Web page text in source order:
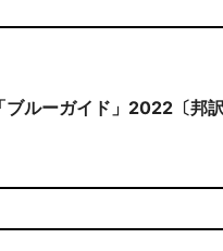
ブルーガイド」2022〔邦